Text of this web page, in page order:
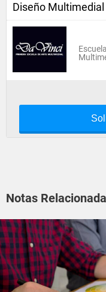
Diseño
Notas